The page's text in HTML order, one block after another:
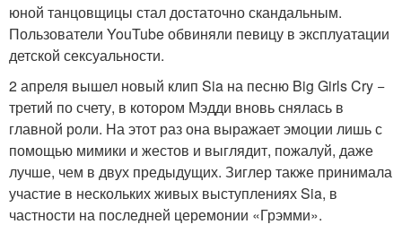
юной танцовщицы стал достаточно скандальным.
Пользователи YouTube обвиняли певицу в эксплуатации
детской сексуальности.
2 апреля вышел новый клип Sia на песню Big Girls Cry −
третий по счету, в котором Мэдди вновь снялась в
главной роли. На этот раз она выражает эмоции лишь с
помощью мимики и жестов и выглядит, пожалуй, даже
лучше, чем в двух предыдущих. Зиглер также принимала
участие в нескольких живых выступлениях Sia, в
частности на последней церемонии «Грэмми».